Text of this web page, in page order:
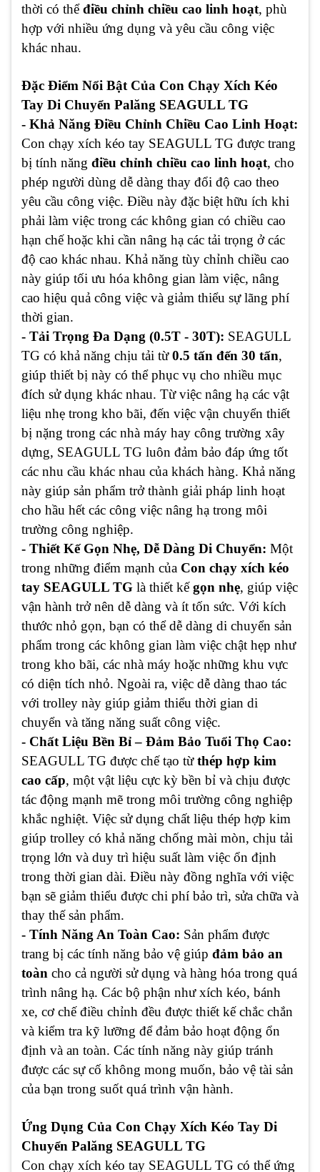
thời có thểđiều chỉnh chiều cao linh hoạt, phù
hợp với nhiều ứng dụng và yêu cầu công việc
khác nhau.
Đặc Điểm Nổi Bật Của Con Chạy Xích Kéo
Tay Di Chuyển Palăng SEAGULL TG
- Khả Năng Điều Chỉnh Chiều Cao Linh Hoạt:
Con chạy xích kéo tay SEAGULL TG được trang
bị tính năng điều chỉnh chiều cao linh hoạt, cho
phép người dùng dễ dàng thay đổi độ cao theo
yêu cầu công việc. Điều này đặc biệt hữu ích khi
phải làm việc trong các không gian có chiều cao
hạn chế hoặc khi cần nâng hạ các tải trọng ở các
độ cao khác nhau. Khả năng tùy chỉnh chiều cao
này giúp tối ưu hóa không gian làm việc, nâng
cao hiệu quả công việc và giảm thiểu sự lãng phí
thời gian.
- Tải Trọng Đa Dạng (0.5T - 30T): SEAGULL
TG có khả năng chịu tải từ0.5 tấn đến 30 tấn,
giúp thiết bị này có thể phục vụ cho nhiều mục
đích sử dụng khác nhau. Từ việc nâng hạ các vật
liệu nhẹ trong kho bãi, đến việc vận chuyển thiết
bị nặng trong các nhà máy hay công trường xây
dựng, SEAGULL TG luôn đảm bảo đáp ứng tốt
các nhu cầu khác nhau của khách hàng. Khả năng
này giúp sản phẩm trở thành giải pháp linh hoạt
cho hầu hết các công việc nâng hạ trong môi
trường công nghiệp.
- Thiết Kế Gọn Nhẹ, Dễ Dàng Di Chuyển: Một
trong những điểm mạnh của Con chạy xích kéo
tay SEAGULL TG là thiết kếgọn nhẹ, giúp việc
vận hành trở nên dễ dàng và ít tốn sức. Với kích
thước nhỏ gọn, bạn có thể dễ dàng di chuyển sản
phẩm trong các không gian làm việc chật hẹp như
trong kho bãi, các nhà máy hoặc những khu vực
có diện tích nhỏ. Ngoài ra, việc dễ dàng thao tác
với trolley này giúp giảm thiểu thời gian di
chuyển và tăng năng suất công việc.
- Chất Liệu Bền Bỉ – Đảm Bảo Tuổi Thọ Cao:
SEAGULL TG được chế tạo từthép hợp kim
cao cấp, một vật liệu cực kỳ bền bỉ và chịu được
tác động mạnh mẽ trong môi trường công nghiệp
khắc nghiệt. Việc sử dụng chất liệu thép hợp kim
giúp trolley có khả năng chống mài mòn, chịu tải
trọng lớn và duy trì hiệu suất làm việc ổn định
trong thời gian dài. Điều này đồng nghĩa với việc
bạn sẽ giảm thiểu được chi phí bảo trì, sửa chữa và
thay thế sản phẩm.
- Tính Năng An Toàn Cao: Sản phẩm được
trang bị các tính năng bảo vệ giúp đảm bảo an
toàn cho cả người sử dụng và hàng hóa trong quá
trình nâng hạ. Các bộ phận như xích kéo, bánh
xe, cơ chế điều chỉnh đều được thiết kế chắc chắn
và kiểm tra kỹ lưỡng để đảm bảo hoạt động ổn
định và an toàn. Các tính năng này giúp tránh
được các sự cố không mong muốn, bảo vệ tài sản
của bạn trong suốt quá trình vận hành.
Ứng Dụng Của Con Chạy Xích Kéo Tay Di
Chuyển Palăng SEAGULL TG
Con chạy xích kéo tay SEAGULL TG có thể ứng